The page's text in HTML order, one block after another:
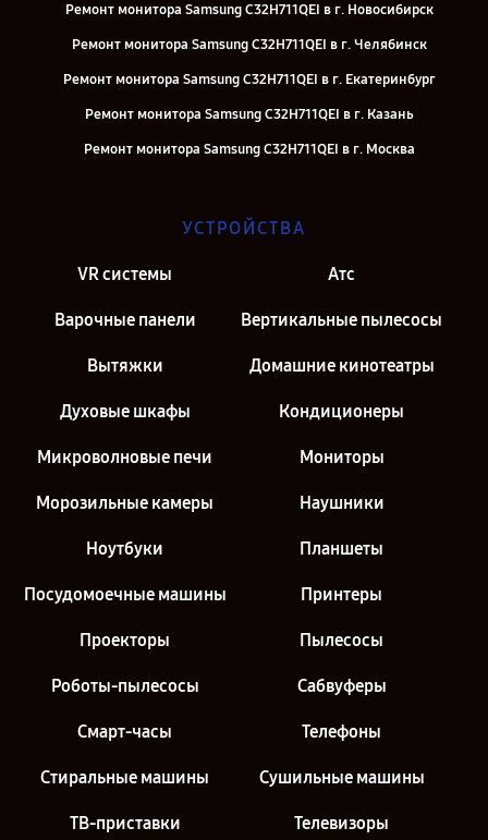
Ремонт монитора Samsung C32H711QEI в г. Новосибирск
Ремонт монитора Samsung C32H711QEI в г. Челябинск
Ремонт монитора Samsung C32H711QEI в г. Екатеринбург
Ремонт монитора Samsung C32H711QEI в г. Казань
Ремонт монитора Samsung C32H711QEI в г. Москва
УСТРОЙСТВА
VR системы Атс
Варочные панели Вертикальные пылесосы
Вытяжки Домашние кинотеатры
Духовые шкафы Кондиционеры
Микроволновые печи Мониторы
Морозильные камеры Наушники
Ноутбуки Планшеты
Посудомоечные машины Принтеры
Проекторы Пылесосы
Роботы-пылесосы Сабвуферы
Смарт-часы Телефоны
Стиральные машины Сушильные машины
ТВ-приставки Телевизоры